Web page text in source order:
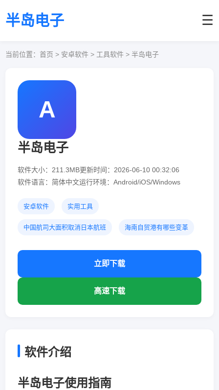
半岛电子 ☰
当前位置：首页 > 安卓软件 > 工具软件 > 半岛电子
A
半岛电子
软件大小：211.3MB更新时间：2026-06-10 00:32:06
软件语言：简体中文运行环境：Android/iOS/Windows
安卓软件 实用工具
中国航司大面积取消日本航班 海南自贸港有哪些变革
立即下载
高速下载
软件介绍
半岛电子使用指南